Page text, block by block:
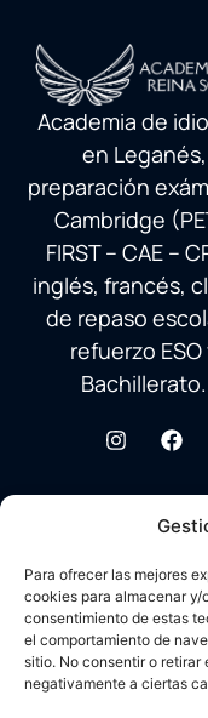
Para ofrecer las mejores
cookies para almacenar y/
consentimiento de estas
el comportamiento de
sitio. No consentir o
negativamente a ciertas
Academia de
en Leganés,
preparación
Cambridge
FIRST – CAE –
inglés, francés,
de repaso
refuerzo ESO
Bachillerato.